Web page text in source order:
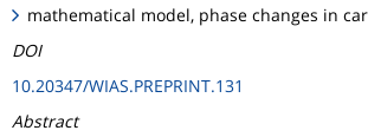
mathematical model, phase changes in
DOI
10.20347/WIAS.PREPRINT.131
Abstract